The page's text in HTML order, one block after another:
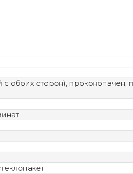
обоих сторон), проконопачен,